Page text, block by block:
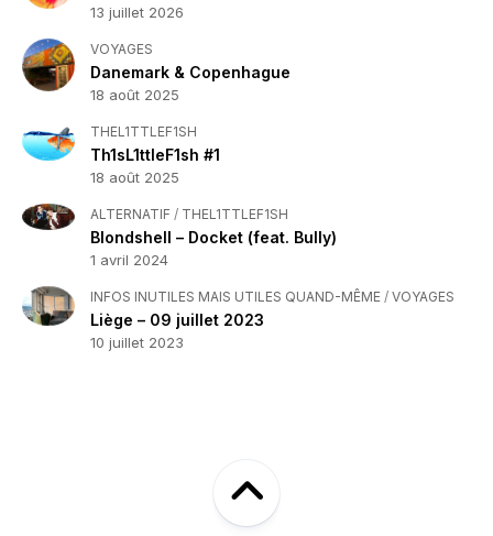
13 juillet 2026
VOYAGES
Danemark & Copenhague
18 août 2025
THEL1TTLEF1SH
Th1sL1ttleF1sh #1
18 août 2025
ALTERNATIF / THEL1TTLEF1SH
Blondshell – Docket (feat. Bully)
1 avril 2024
INFOS INUTILES MAIS UTILES QUAND-MÊME / VOYAGES
Liège – 09 juillet 2023
10 juillet 2023